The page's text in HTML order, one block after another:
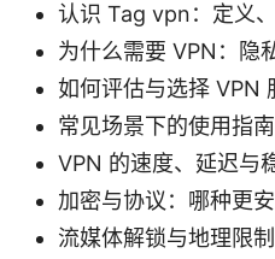
认识 Tag vpn：定义
为什么需要 VPN：隐
如何评估与选择 VPN
常见场景下的使用指南
VPN 的速度、延迟与
加密与协议：哪种更
流媒体解锁与地理限制